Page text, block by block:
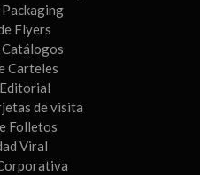
Flyers
Carteles
de visita
Folletos
Viral